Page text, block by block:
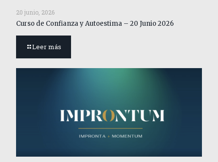
20 junio, 2026
Curso de Confianza y Autoestima – 20 Junio 2026
Leer más